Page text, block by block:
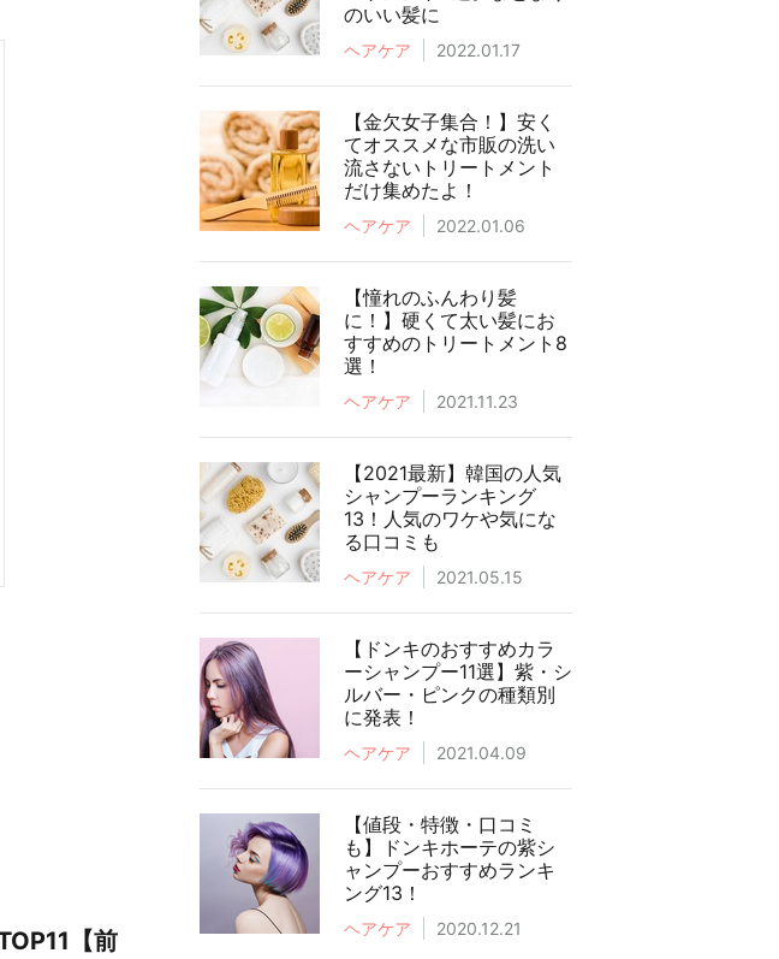
【前
のいい髪に
ヘアケア 2022.01.17
【金欠女子集合！】安く
てオススメな市販の洗い
流さないトリートメント
だけ集めたよ！
ヘアケア 2022.01.06
【憧れのふんわり髪
に！】硬くて太い髪にお
すすめのトリートメント8
選！
ヘアケア 2021.11.23
【2021最新】韓国の人気
シャンプーランキング
13！人気のワケや気にな
る口コミも
ヘアケア 2021.05.15
【ドンキのおすすめカラ
ーシャンプー11選】紫・シ
ルバー・ピンクの種類別
に発表！
ヘアケア 2021.04.09
【値段・特徴・口コミ
も】ドンキホーテの紫シ
ャンプーおすすめランキ
ング13！
ヘアケア 2020.12.21